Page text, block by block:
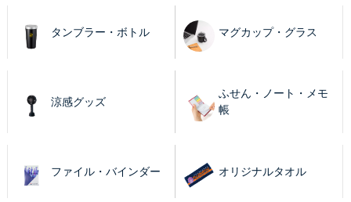
タンブラー・ボトル マグカップ・グラス
涼感グッズ
ふせん・ノート・メモ
帳
ファイル・バインダー オリジナルタオル